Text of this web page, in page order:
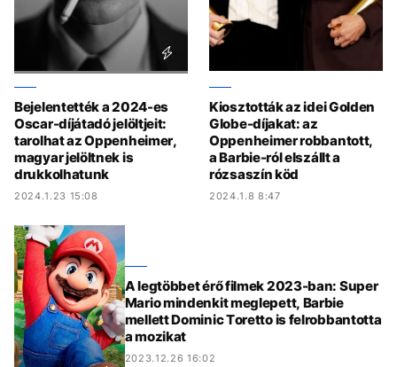
Bejelentették a 2024-es
Oscar-díjátadó jelöltjeit:
tarolhat az Oppenheimer,
magyar jelöltnek is
drukkolhatunk
2024.1.23 15:08
Kiosztották az idei Golden
Globe-díjakat: az
Oppenheimer robbantott,
a Barbie-ról elszállt a
rózsaszín köd
2024.1.8 8:47
A legtöbbet érő filmek 2023-ban: Super
Mario mindenkit meglepett, Barbie
mellett Dominic Toretto is felrobbantotta
a mozikat
2023.12.26 16:02